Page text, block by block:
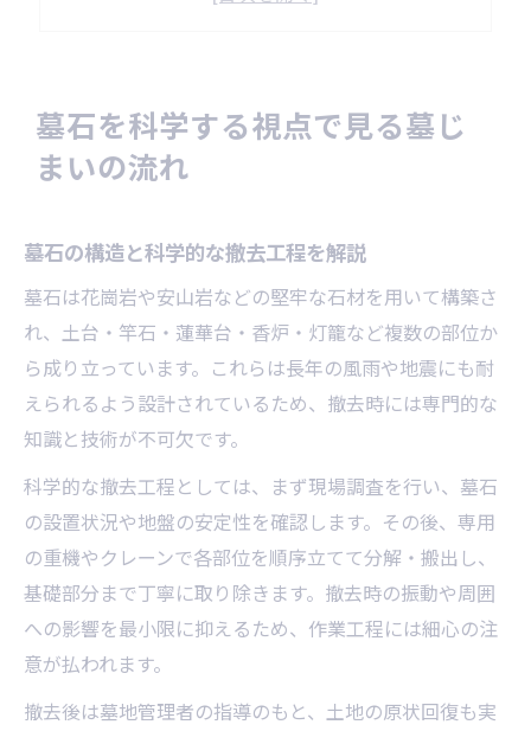
墓石撤去費用の内訳と適正価格を知る
霧島市で墓石処分時に注意すべき点
墓石関連の補助金や支援情報の把握
墓石費用の見積もりを比較するコツ
科学的根拠で選ぶ墓石撤去後の供養方法
墓石撤去後の供養先を科学視点で比較
樹木葬や永代供養の墓石との違いを解説
墓石供養における科学的配慮ポイント
墓石撤去後の家族負担を軽減する方法
知っておきたい墓じまいの費用構成と内訳
墓石撤去費用と供養費の基本内訳を解説
墓石工事費や行政手数料の違いを確認
墓石撤去と改葬先費用の分け方とは
墓石を科学する視点で見る墓じ
まいの流れ
墓石の構造と科学的な撤去工程を解説
墓石は花崗岩や安山岩などの堅牢な石材を用いて構築さ
れ、土台・竿石・蓮華台・香炉・灯籠など複数の部位か
ら成り立っています。これらは長年の風雨や地震にも耐
えられるよう設計されているため、撤去時には専門的な
知識と技術が不可欠です。
科学的な撤去工程としては、まず現場調査を行い、墓石
の設置状況や地盤の安定性を確認します。その後、専用
の重機やクレーンで各部位を順序立てて分解・搬出し、
基礎部分まで丁寧に取り除きます。撤去時の振動や周囲
への影響を最小限に抑えるため、作業工程には細心の注
意が払われます。
撤去後は墓地管理者の指導のもと、土地の原状回復も実